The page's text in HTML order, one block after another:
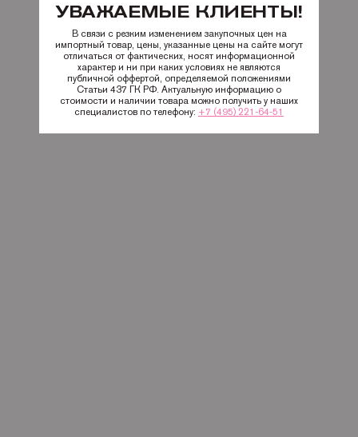
УВАЖАЕМЫЕ КЛИЕНТЫ!
В связи с резким изменением закупочных цен на
импортный товар, цены, указанные цены на сайте могут
отличаться от фактических, носят информационной
характер и ни при каких условиях не являются
публичной оффертой, определяемой положениями
Статьи 437 ГК РФ. Актуальную информацию о
стоимости и наличии товара можно получить у наших
специалистов по телефону: +7 (495) 221-64-51